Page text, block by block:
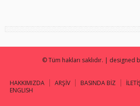
© Tüm hakları saklıdır. | designed
HAKKIMIZDA ARŞİV BASINDA BİZ
ENGLISH